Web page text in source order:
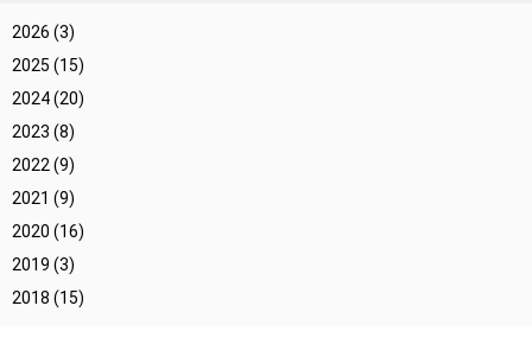
2026 (3)
2025 (15)
2024(20)
2023 (8)
2022 (9)
2021 (9)
2020 (16)
2019 (3)
2018 (15)